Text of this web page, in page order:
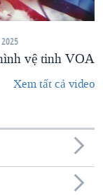
vệ tinh VOA
Xem tất cả video